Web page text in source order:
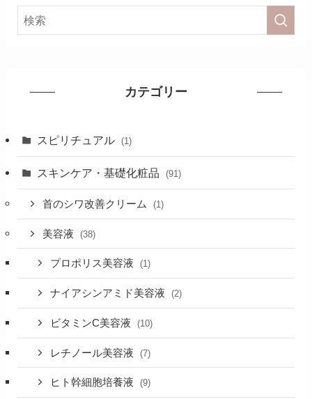
カテゴリー
スピリチュアル (1)
スキンケア・基礎化粧品 (91)
首のシワ改善クリーム (1)
美容液 (38)
プロポリス美容液 (1)
ナイアシンアミド美容液 (2)
ビタミンC美容液 (10)
レチノール美容液 (7)
ヒト幹細胞培養液 (9)